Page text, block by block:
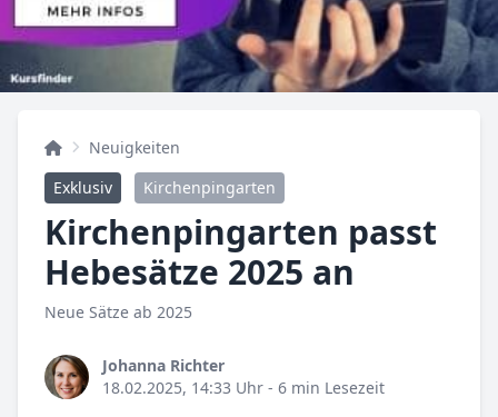
Neuigkeiten
Exklusiv
Kirchenpingarten
Kirchenpingarten passt
Hebesätze 2025 an
Neue Sätze ab 2025
Johanna Richter
18.02.2025, 14:33 Uhr - 6 min Lesezeit